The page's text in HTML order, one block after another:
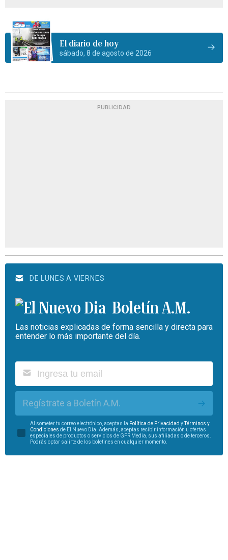
El diario de hoy
sábado, 8 de agosto de 2026
PUBLICIDAD
DE LUNES A VIERNES
Boletín A.M.
Las noticias explicadas de forma sencilla y directa para
entender lo más importante del día.
Regístrate a Boletín A.M.
Al someter tu correo electrónico, aceptas la Política de Privacidad yTérminos y
Condiciones de El Nuevo Día. Además, aceptas recibir información u ofertas
especiales de productos o servicios de GFR Media, sus afiliadas o de terceros.
Podrás optar salirte de los boletines en cualquier momento.